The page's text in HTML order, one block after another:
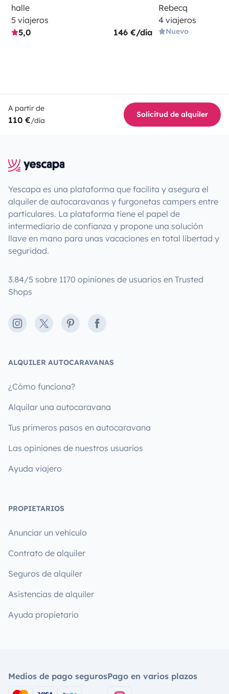
halle
5 viajeros
5,0
146 €/día
Rebecq
4 viajeros
Nuevo
A partir de
110 €/día
Solicitud de alquiler
Yescapa es una plataforma que facilita y asegura el
alquiler de autocaravanas y furgonetas campers entre
particulares. La plataforma tiene el papel de
intermediario de confianza y propone una solución
llave en mano para unas vacaciones en total libertad y
seguridad.
3.84/5 sobre 1170 opiniones de usuarios en Trusted
Shops
Instagram
X PinterestFacebook
ALQUILER AUTOCARAVANAS
¿Cómo funciona?
Alquilar una autocaravana
Tus primeros pasos en autocaravana
Las opiniones de nuestros usuarios
Ayuda viajero
PROPIETARIOS
Anunciar un vehículo
Contrato de alquiler
Seguros de alquiler
Asistencias de alquiler
Ayuda propietario
Medios de pago segurosPago en varios plazos